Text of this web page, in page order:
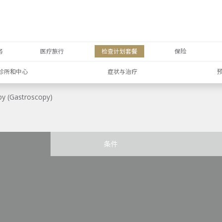
医疗旅行 检查计划套餐 保险
所和中心 症状与治疗
(Gastroscopy)
条件